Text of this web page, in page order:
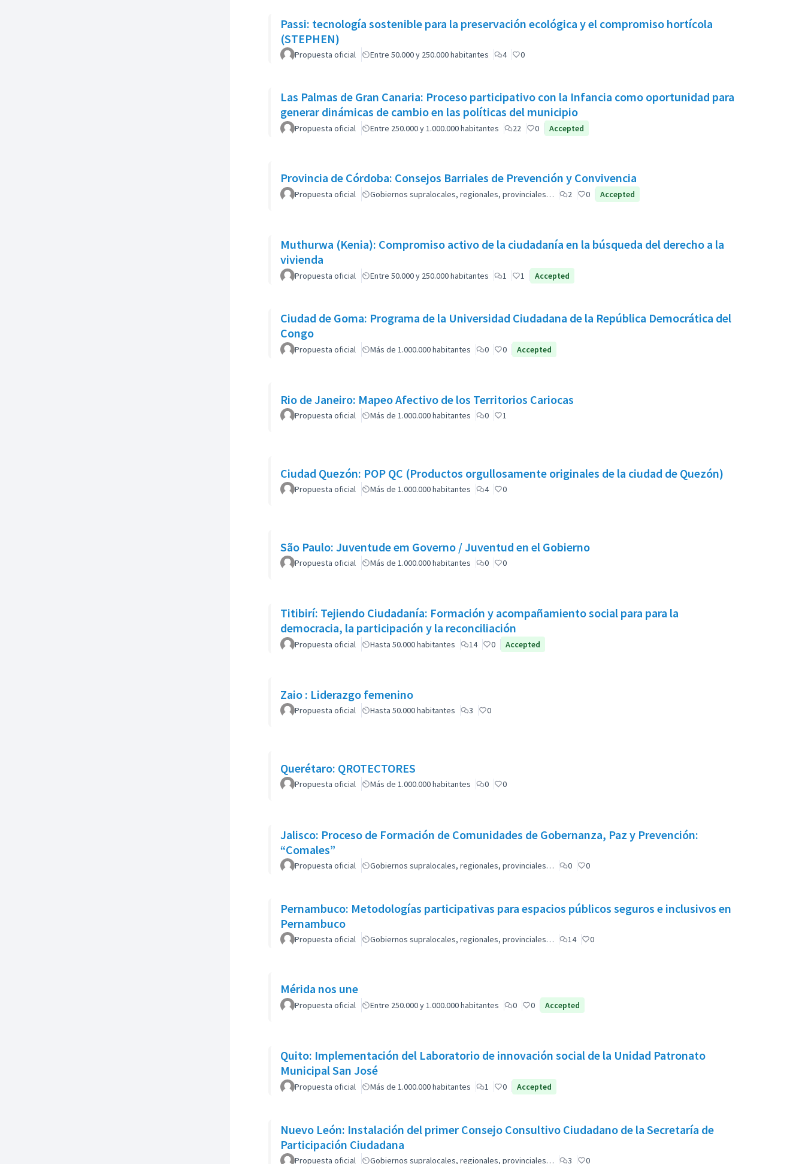
Passi: tecnología sostenible para la preservación ecológica y el compromiso hortícola
(STEPHEN)
Propuesta oficial Entre 50.000 y 250.000 habitantes 4 0
Las Palmas de Gran Canaria: Proceso participativo con la Infancia como oportunidad para
generar dinámicas de cambio en las políticas del municipio
Propuesta oficial Entre 250.000 y 1.000.000 habitantes 22 0 Accepted
Provincia de Córdoba: Consejos Barriales de Prevención y Convivencia
Propuesta oficial Gobiernos supralocales, regionales, provinciales… 2 0 Accepted
Muthurwa (Kenia): Compromiso activo de la ciudadanía en la búsqueda del derecho a la
vivienda
Propuesta oficial Entre 50.000 y 250.000 habitantes 1 1 Accepted
Ciudad de Goma: Programa de la Universidad Ciudadana de la República Democrática del
Congo
Propuesta oficial Más de 1.000.000 habitantes 0 0 Accepted
Rio de Janeiro: Mapeo Afectivo de los Territorios Cariocas
Propuesta oficial Más de 1.000.000 habitantes 0 1
Ciudad Quezón: POP QC (Productos orgullosamente originales de la ciudad de Quezón)
Propuesta oficial Más de 1.000.000 habitantes 4 0
São Paulo: Juventude em Governo / Juventud en el Gobierno
Propuesta oficial Más de 1.000.000 habitantes 0 0
Titibirí: Tejiendo Ciudadanía: Formación y acompañamiento social para para la
democracia, la participación y la reconciliación
Propuesta oficial Hasta 50.000 habitantes 14 0 Accepted
Zaio : Liderazgo femenino
Propuesta oficial Hasta 50.000 habitantes 3 0
Querétaro: QROTECTORES
Propuesta oficial Más de 1.000.000 habitantes 0 0
Jalisco: Proceso de Formación de Comunidades de Gobernanza, Paz y Prevención:
“Comales”
Propuesta oficial Gobiernos supralocales, regionales, provinciales… 0 0
Pernambuco: Metodologías participativas para espacios públicos seguros e inclusivos en
Pernambuco
Propuesta oficial Gobiernos supralocales, regionales, provinciales… 14 0
Mérida nos une
Propuesta oficial Entre 250.000 y 1.000.000 habitantes 0 0 Accepted
Quito: Implementación del Laboratorio de innovación social de la Unidad Patronato
Municipal San José
Propuesta oficial Más de 1.000.000 habitantes 1 0 Accepted
Nuevo León: Instalación del primer Consejo Consultivo Ciudadano de la Secretaría de
Participación Ciudadana
Propuesta oficial Gobiernos supralocales, regionales, provinciales… 3 0